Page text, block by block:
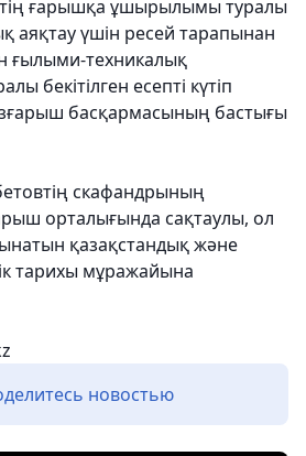
ғарышқа ұшырылымы туралы
аяқтау үшін ресей тарапынан
ғылыми-техникалық
бекітілген есепті күтіп
басқармасының бастығы
скафандрының
орталығында сақтаулы, ол
қазақстандық және
тарихы мұражайына
новостью